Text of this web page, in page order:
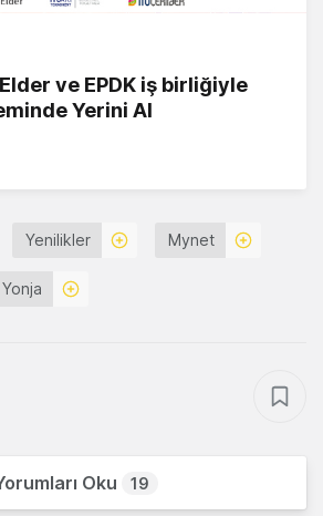
ve EPDK iş birliğiyle
Yerini Al
Yenilikler Mynet
Yonja
Oku 19